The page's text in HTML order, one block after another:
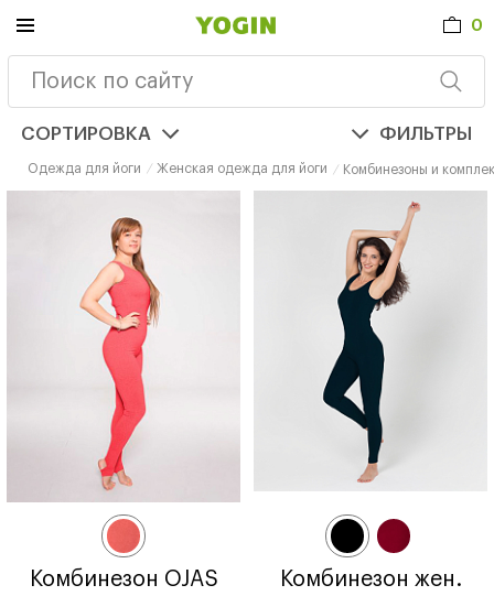
0
Одежда для йоги Женская одежда для йоги Комбинезоны и
СОРТИРОВКА ФИЛЬТРЫ
Комбинезон OJAS
Комбинезон жен.